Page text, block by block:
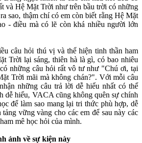
và Hệ Mặt Trời như trên bầu trời có những
sao, thậm chí có em còn biết rằng Hệ Mặt
- điều mà có lẽ còn khá nhiều người lớn
câu hỏi thú vị và thể hiện tinh thần ham
Trời lại sáng, thiên hà là gì, có bao nhiêu
những câu hỏi rất vô tư như "Chú ơi, tại
Trời mãi mà không chán?". Với mỗi câu
những câu trả lời dễ hiểu nhất có thể
dễ hiểu, VACA cũng không quên sự chính
để làm sao mang lại tri thức phù hợp, dễ
vững vàng cho các em để sau này các
mê học hỏi của mình.
ảnh về sự kiện này